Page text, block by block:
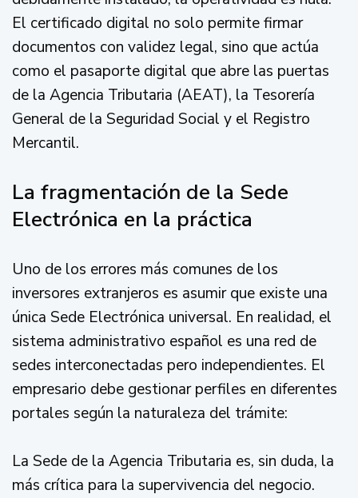
El certificado digital no solo permite firmar
documentos con validez legal, sino que actúa
como el pasaporte digital que abre las puertas
de la Agencia Tributaria (AEAT), la Tesorería
General de la Seguridad Social y el Registro
Mercantil.
La fragmentación de la Sede
Electrónica en la práctica
Uno de los errores más comunes de los
inversores extranjeros es asumir que existe una
única Sede Electrónica universal. En realidad, el
sistema administrativo español es una red de
sedes interconectadas pero independientes. El
empresario debe gestionar perfiles en diferentes
portales según la naturaleza del trámite:
La Sede de la Agencia Tributaria es, sin duda, la
más crítica para la supervivencia del negocio.